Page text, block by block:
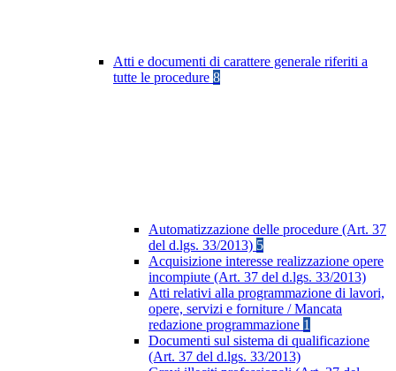
Atti e documenti di carattere generale riferiti a
tutte le procedure 8
Automatizzazione delle procedure (Art. 37
del d.lgs. 33/2013) 5
Acquisizione interesse realizzazione opere
incompiute (Art. 37 del d.lgs. 33/2013)
Atti relativi alla programmazione di lavori,
opere, servizi e forniture / Mancata
redazione programmazione 1
Documenti sul sistema di qualificazione
(Art. 37 del d.lgs. 33/2013)